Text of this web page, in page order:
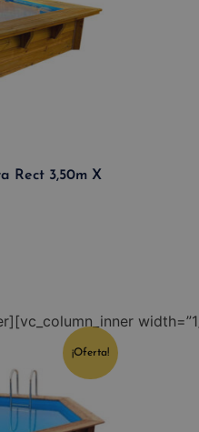
Rect 3,50m X
¡Oferta!